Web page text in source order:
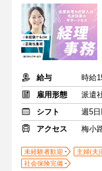
給与
時給
雇用形態
派遣
シフト
週5
アクセス
梅小
未経験者歓迎 主婦(夫)
社会保険完備